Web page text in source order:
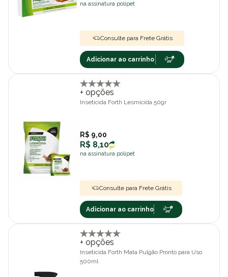
na assinatura polipet
Consulte para Frete Grátis
Adicionar ao carrinho
+ opções
Inseticida Forth Lesmicida 50gr
R$ 9,00
R$ 8,10
na assinatura polipet
Consulte para Frete Grátis
Adicionar ao carrinho
+ opções
Inseticida Forth Mata Pulgão Pronto para Uso
500ml